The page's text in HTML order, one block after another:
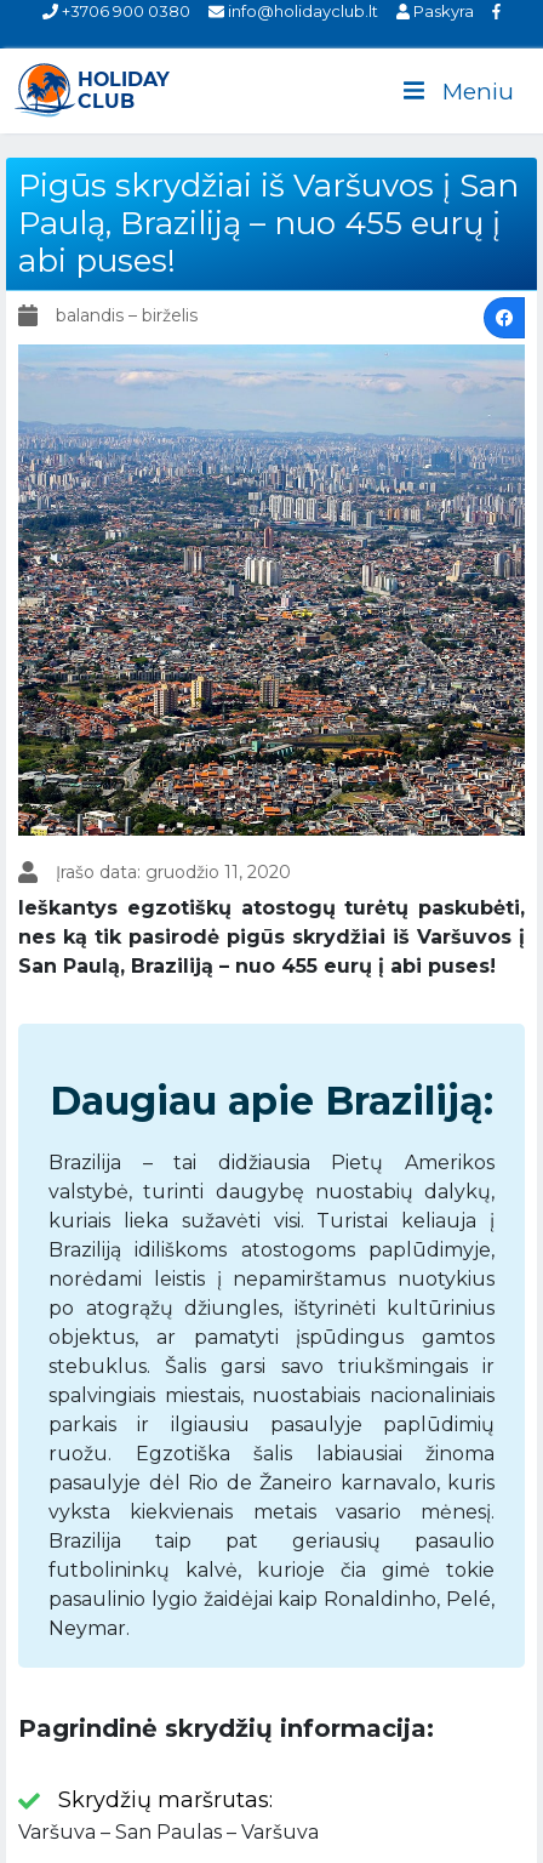
+3706 900 0380 info@holidayclub.lt Paskyra
Meniu
Pigūs skrydžiai iš Varšuvos į San
Paulą, Braziliją – nuo 455 eurų į
abi puses!
balandis – birželis
Įrašo data: gruodžio 11, 2020
Ieškantys egzotiškų atostogų turėtų paskubėti,
nes ką tik pasirodė pigūs skrydžiai iš Varšuvos į
San Paulą, Braziliją – nuo 455 eurų į abi puses!
Daugiau apie Braziliją:
Brazilija – tai didžiausia Pietų Amerikos
valstybė, turinti daugybę nuostabių dalykų,
kuriais lieka sužavėti visi. Turistai keliauja į
Braziliją idiliškoms atostogoms paplūdimyje,
norėdami leistis į nepamirštamus nuotykius
po atogrąžų džiungles, ištyrinėti kultūrinius
objektus, ar pamatyti įspūdingus gamtos
stebuklus. Šalis garsi savo triukšmingais ir
spalvingiais miestais, nuostabiais nacionaliniais
parkais ir ilgiausiu pasaulyje paplūdimių
ruožu. Egzotiška šalis labiausiai žinoma
pasaulyje dėl Rio de Žaneiro karnavalo, kuris
vyksta kiekvienais metais vasario mėnesį.
Brazilija taip pat geriausių pasaulio
futbolininkų kalvė, kurioje čia gimė tokie
pasaulinio lygio žaidėjai kaip Ronaldinho, Pelé,
Neymar.
Pagrindinė skrydžių informacija:
Skrydžių maršrutas:
Varšuva – San Paulas – Varšuva